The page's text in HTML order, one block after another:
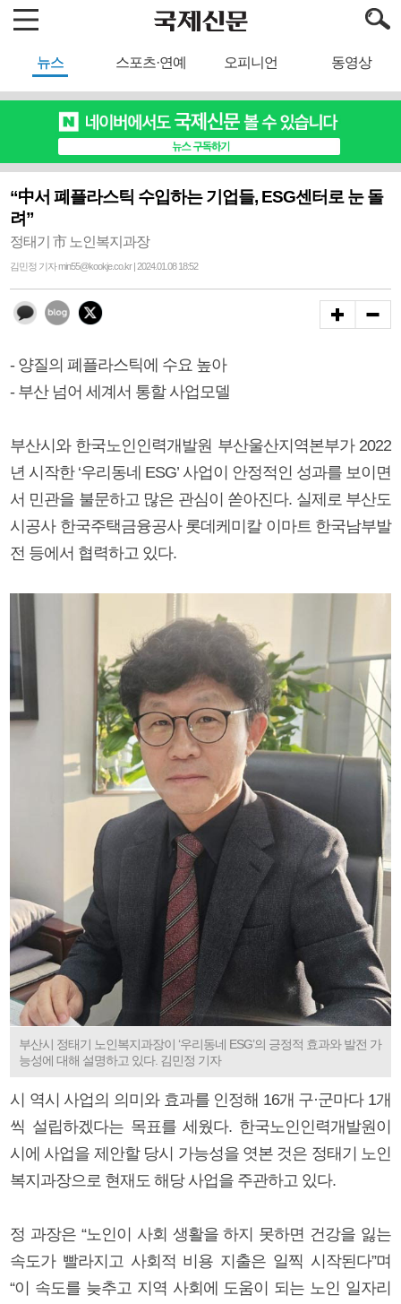
뉴스 스포츠·연예 오피니언 동영상
“中서 폐플라스틱 수입하는 기업들, ESG센터로 눈 돌
려”
정태기 市 노인복지과장
김민정 기자 min55@kookje.co.kr | 2024.01.08 18:52
- 양질의 폐플라스틱에 수요 높아
- 부산 넘어 세계서 통할 사업모델
부산시와 한국노인인력개발원 부산울산지역본부가 2022
년 시작한 ‘우리동네 ESG’ 사업이 안정적인 성과를 보이면
서 민관을 불문하고 많은 관심이 쏟아진다. 실제로 부산도
시공사 한국주택금융공사 롯데케미칼 이마트 한국남부발
전 등에서 협력하고 있다.
부산시 정태기 노인복지과장이 ‘우리동네 ESG’의 긍정적 효과와 발전 가
능성에 대해 설명하고 있다. 김민정 기자
시 역시 사업의 의미와 효과를 인정해 16개 구·군마다 1개
씩 설립하겠다는 목표를 세웠다. 한국노인인력개발원이
시에 사업을 제안할 당시 가능성을 엿본 것은 정태기 노인
복지과장으로 현재도 해당 사업을 주관하고 있다.
정 과장은 “노인이 사회 생활을 하지 못하면 건강을 잃는
속도가 빨라지고 사회적 비용 지출은 일찍 시작된다”며
“이 속도를 늦추고 지역 사회에 도움이 되는 노인 일자리